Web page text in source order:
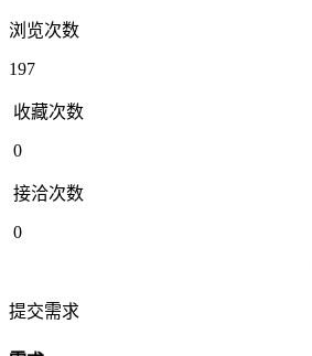
浏览次数
197
收藏次数
0
接洽次数
0
提交需求